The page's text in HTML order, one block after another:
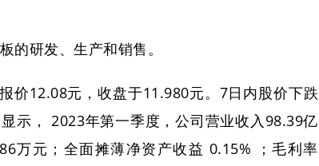
的研发、生产和销售。
价12.08元，收盘于11.980元。7日内股价下跌
示， 2023年第一季度，公司营业收入98.39亿
万元；全面摊薄净资产收益 0.15% ；毛利率